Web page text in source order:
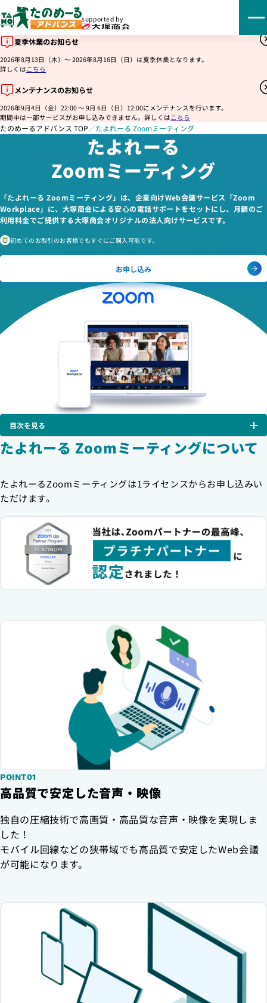
supported by
夏季休業のお知らせ
2026年8月13日（木）～ 2026年8月16日（日）は夏季休業となります。
詳しくはこちら
メンテナンスのお知らせ
2026年9月4日（金）22:00 ～ 9月 6日（日）12:00にメンテナンスを行います。
期間中は一部サービスがお申し込みできません。詳しくはこちら
たのめーるアドバンス TOP／たよれーる Zoomミーティング
たよれーる
Zoomミーティング
「たよれーる Zoomミーティング」は、企業向けWeb会議サービス「Zoom
Workplace」に、大塚商会による安心の電話サポートをセットにし、月額のご
利用料金でご提供する大塚商会オリジナルの法人向けサービスです。
初めてのお取引のお客様でもすぐにご購入可能です。
お申し込み
目次を見る
たよれーる Zoomミーティングについて
たよれーるZoomミーティングは1ライセンスからお申し込みい
ただけます。
POINT01
高品質で安定した音声・映像
独自の圧縮技術で高画質・高品質な音声・映像を実現しま
した！
モバイル回線などの狭帯域でも高品質で安定したWeb会議
が可能になります。